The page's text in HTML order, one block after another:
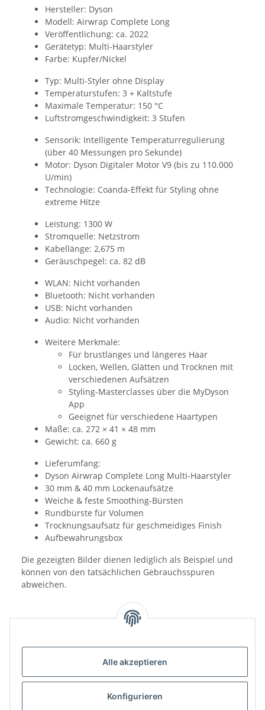
Alle akzeptieren
Konfigurieren
Hersteller: Dyson
Modell: Airwrap Complete Long
Veröffentlichung: ca. 2022
Gerätetyp: Multi-Haarstyler
Farbe: Kupfer/Nickel
Typ: Multi-Styler ohne Display
Temperaturstufen: 3 + Kaltstufe
Maximale Temperatur: 150 °C
Luftstromgeschwindigkeit: 3 Stufen
Sensorik: Intelligente Temperaturregulierung
(über 40 Messungen pro Sekunde)
Motor: Dyson Digitaler Motor V9 (bis zu 110.000
U/min)
Technologie: Coanda-Effekt für Styling ohne
extreme Hitze
Leistung: 1300 W
Stromquelle: Netzstrom
Kabellänge: 2,675 m
Geräuschpegel: ca. 82 dB
WLAN: Nicht vorhanden
Bluetooth: Nicht vorhanden
USB: Nicht vorhanden
Audio: Nicht vorhanden
Weitere Merkmale:
Für brustlanges und längeres Haar
Locken, Wellen, Glätten und Trocknen mit
verschiedenen Aufsätzen
Styling-Masterclasses über die MyDyson
App
Geeignet für verschiedene Haartypen
Maße: ca. 272 × 41 × 48 mm
Gewicht: ca. 660 g
Lieferumfang:
Dyson Airwrap Complete Long Multi-Haarstyler
30 mm & 40 mm Lockenaufsätze
Weiche & feste Smoothing-Bürsten
Rundbürste für Volumen
Trocknungsaufsatz für geschmeidiges Finish
Aufbewahrungsbox
Die gezeigten Bilder dienen lediglich als Beispiel und
können von den tatsächlichen Gebrauchsspuren
abweichen.
Benachrichtigen, wenn verfügbar